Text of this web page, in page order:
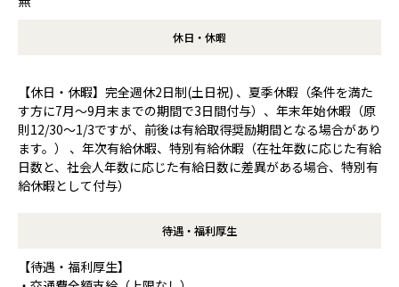
休日・休暇
【休日・休暇】完全週休2日制(土日祝) 、夏季休暇（条件を満た
す方に7月～9月末までの期間で3日間付与）、年末年始休暇（原
則12/30～1/3ですが、前後は有給取得奨励期間となる場合があり
ます。） 、年次有給休暇、特別有給休暇（在社年数に応じた有給
日数と、社会人年数に応じた有給日数に差異がある場合、特別有
給休暇として付与）
待遇・福利厚生
【待遇・福利厚生】